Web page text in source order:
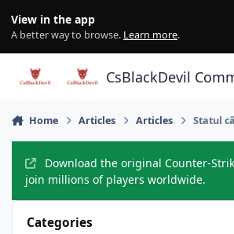
View in the app
A better way to browse. Learn more.
CsBlackDevil
Home Articles Articles Statul
Download the original Counter-
join millions of players worldwide.
Categories